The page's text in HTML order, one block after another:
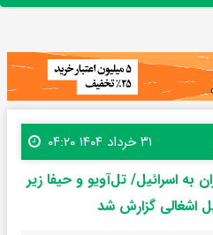
۳۱ خرداد ۱۴۰۴ ۰۴:۲۰
اسرائیل/ تل‌آویو و حیفا زیر
اشغالی گزارش شد